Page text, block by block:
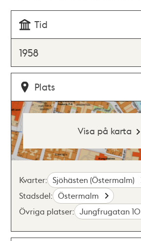
Tid
1958
Plats
Visa på karta
Kvarter: Sjöhästen (Östermalm)
Stadsdel: Östermalm
Övriga platser: Jungfrugatan 10